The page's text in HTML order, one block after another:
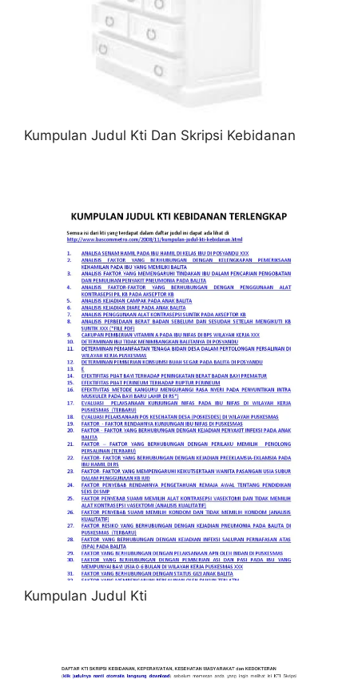
Kumpulan Judul Kti Dan Skripsi Kebidanan
Kumpulan Judul Kti